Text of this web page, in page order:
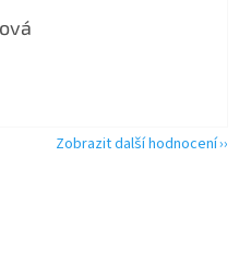
5 z 5 hvězdiček.
Zobrazit další hodnocení